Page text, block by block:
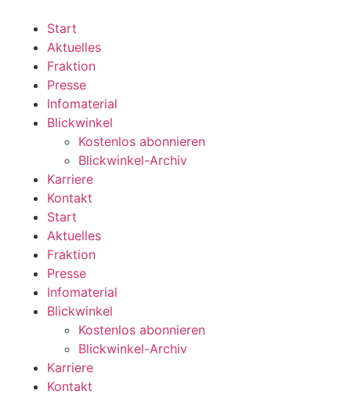
wechseln
Start
Aktuelles
Fraktion
Presse
Infomaterial
Blickwinkel
Kostenlos abonnieren
Blickwinkel-Archiv
Karriere
Kontakt
Start
Aktuelles
Fraktion
Presse
Infomaterial
Blickwinkel
Kostenlos abonnieren
Blickwinkel-Archiv
Karriere
Kontakt